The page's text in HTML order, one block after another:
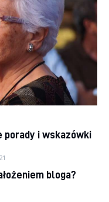
porady i wskazówki
bloga?